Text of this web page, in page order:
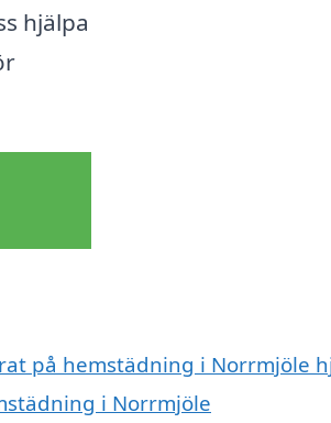
hjälpa
på hemstädning i Norrmjöle
i Norrmjöle